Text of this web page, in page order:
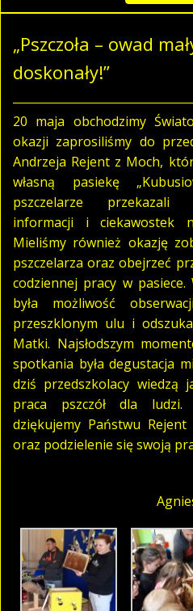
„Pszczoła – owad
doskonały!”
20 maja obchodzimy
okazji zaprosiliśmy do
Andrzeja Rejent z Moch,
własną pasiekę
pszczelarze przekazali
informacji i ciekawostek
Mieliśmy również okazję
pszczelarza oraz obejrzeć
codziennej pracy w
była możliwość
przeszklonym ulu i
Matki. Najsłodszym
spotkania była degustacja
dziś przedszkolacy wiedzą
praca pszczół dla ludzi.
dziękujemy Państwu
oraz podzielenie się swoją